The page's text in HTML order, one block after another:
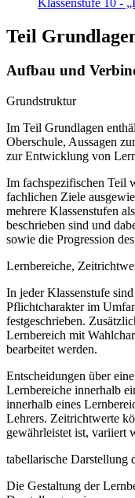
Teil
Aufbau und
Grundstruktur
Im Teil Grundlagen
Oberschule, Aussagen
zur Entwicklung von
Im fachspezifischen Teil
fachlichen Ziele
mehrere Klassenstufen
beschrieben sind und
sowie die Progression
Lernbereiche,
In jeder Klassenstufe
Pflichtcharakter im
festgeschrieben.
Lernbereich mit
bearbeitet werden.
Entscheidungen über
Lernbereiche innerhalb
innerhalb eines
Lehrers. Zeitrichtwerte
gewährleistet ist, variiert
tabellarische Darstellung
Die Gestaltung der